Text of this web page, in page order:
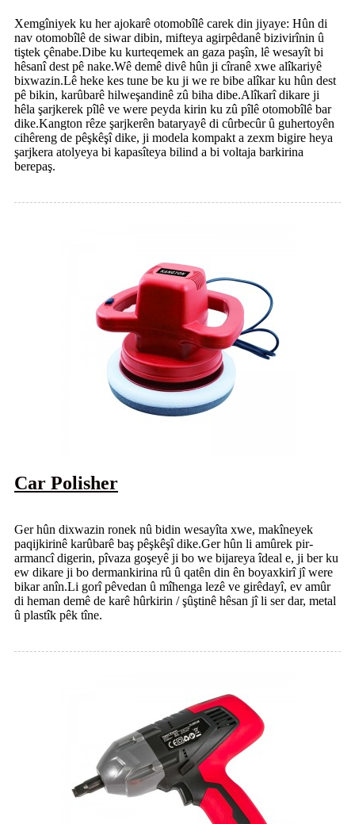
Xemgîniyek ku her ajokarê otomobîlê carek din jiyaye: Hûn di
nav otomobîlê de siwar dibin, mifteya agirpêdanê bizivirînin û
tiştek çênabe.Dibe ku kurteqemek an gaza paşîn, lê wesayît bi
hêsanî dest pê nake.Wê demê divê hûn ji cîranê xwe alîkariyê
bixwazin.Lê heke kes tune be ku ji we re bibe alîkar ku hûn dest
pê bikin, karûbarê hilweşandinê zû biha dibe.Alîkarî dikare ji
hêla şarjkerek pîlê ve were peyda kirin ku zû pîlê otomobîlê bar
dike.Kangton rêze şarjkerên bataryayê di cûrbecûr û guhertoyên
cihêreng de pêşkêşî dike, ji modela kompakt a zexm bigire heya
şarjkera atolyeya bi kapasîteya bilind a bi voltaja barkirina
berepaş.
Car Polisher
Ger hûn dixwazin ronek nû bidin wesayîta xwe, makîneyek
paqijkirinê karûbarê baş pêşkêşî dike.Ger hûn li amûrek pir-
armancî digerin, pîvaza goşeyê ji bo we bijareya îdeal e, ji ber ku
ew dikare ji bo dermankirina rû û qatên din ên boyaxkirî jî were
bikar anîn.Li gorî pêvedan û mîhenga lezê ve girêdayî, ev amûr
di heman demê de karê hûrkirin / şûştinê hêsan jî li ser dar, metal
û plastîk pêk tîne.